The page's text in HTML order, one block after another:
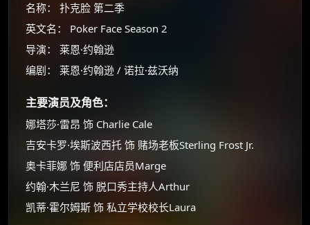
名称： 扑克脸 第二季
英文名： Poker Face Season 2
导演： 莱恩·约翰逊
编剧： 莱恩·约翰逊 / 诺拉·兹沃纳
主要演员及角色：
娜塔莎·雷昂 饰 Charlie Cale
吉安卡罗·埃斯波西托 饰 赌场老板Sterling Frost Jr.
奥卡菲娜 饰 便利店店员Marge
约翰·木兰尼 饰 脱口秀主持人Arthur
凯蒂·霍尔姆斯 饰 私立学校校长Laura